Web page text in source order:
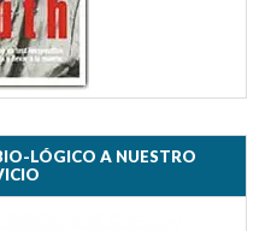
LÓGICO A NUESTRO